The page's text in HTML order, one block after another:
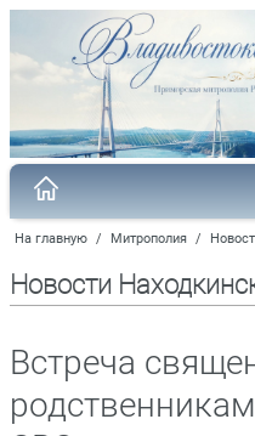
На главную / Митрополия /
Новости
Встреча